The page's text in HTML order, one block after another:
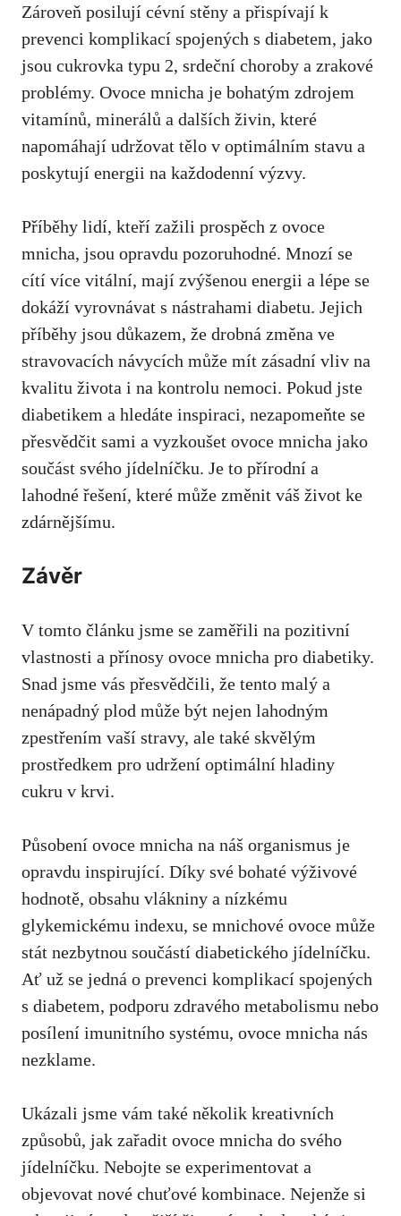
Zároveň ⁣posilují cévní stěny a přispívají ⁣k
prevenci komplikací spojených s diabetem, jako
jsou cukrovka typu ‍2, srdeční choroby a⁤ zrakové
problémy. Ovoce mnicha je bohatým zdrojem
vitamínů,‌ minerálů a ⁤dalších živin, které
napomáhají udržovat tělo v optimálním stavu a
poskytují energii na každodenní výzvy.
Příběhy lidí, kteří ‍zažili prospěch z ovoce
mnicha, jsou opravdu pozoruhodné. Mnozí se⁣
cítí více vitální, mají zvýšenou energii a lépe⁣ se
⁢dokáží vyrovnávat ⁤s nástrahami diabetu. Jejich
příběhy jsou důkazem, že drobná změna ve
stravovacích návycích může mít zásadní vliv na​
kvalitu života​ i na kontrolu ⁢nemoci. Pokud jste
‌diabetikem⁢ a hledáte inspiraci, ⁣nezapomeňte se
přesvědčit sami a vyzkoušet ovoce mnicha jako
součást svého jídelníčku. Je‌ to přírodní a
lahodné řešení,‌ které ‍může změnit váš život ke
zdárnějšímu. ⁤
Závěr
V‍ tomto ​článku​ jsme ⁣se zaměřili na​ pozitivní
vlastnosti a⁤ přínosy ovoce⁣ mnicha pro diabetiky.
Snad jsme vás přesvědčili, že tento malý a
nenápadný plod může být ⁣nejen lahodným
zpestřením vaší stravy, ale také skvělým
prostředkem pro udržení optimální hladiny
cukru ⁣v krvi.
Působení ovoce mnicha na náš organismus je‌
opravdu inspirující. Díky své ⁤bohaté výživové
hodnotě, obsahu vlákniny a nízkému
glykemickému‍ indexu, se mnichové ovoce může
stát nezbytnou⁢ součástí diabetického jídelníčku.
Ať už se jedná o prevenci komplikací spojených
s diabetem,⁤ podporu zdravého metabolismu nebo
posílení imunitního systému, ovoce mnicha nás‌
nezklame.
Ukázali jsme vám ‌také několik kreativních
způsobů, jak zařadit ovoce ​mnicha do svého
jídelníčku. Nebojte se experimentovat a
objevovat nové chuťové⁤ kombinace. ⁢Nejenže⁢ si